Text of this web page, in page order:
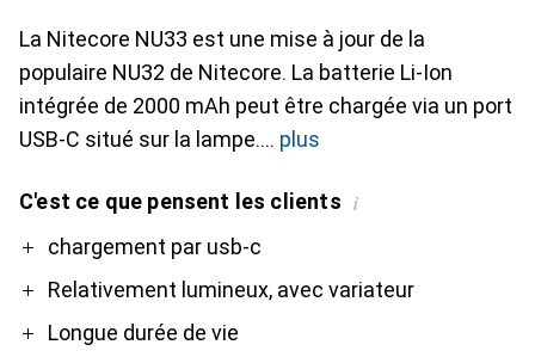
La Nitecore NU33 est une mise à jour de la
populaire NU32 de Nitecore. La batterie Li-Ion
intégrée de 2000 mAh peut être chargée via un port
USB-C situé sur la lampe.
plus
C'est ce que pensent les clients i
Prochargement par usb-c
Relativement lumineux, avec variateur
Longue durée de vie
Contre